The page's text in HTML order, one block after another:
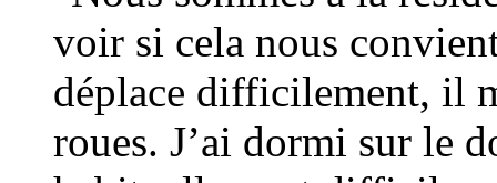
voir si cela nous
déplace difficilement, il
roues. J’ai dormi sur le